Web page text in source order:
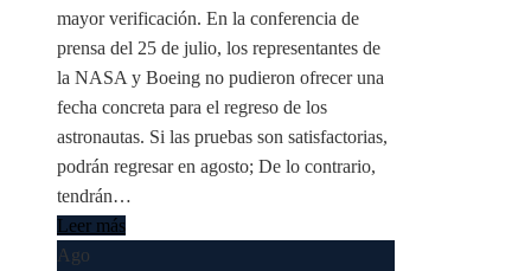
mayor verificación. En la conferencia de
prensa del 25 de julio, los representantes de
la NASA y Boeing no pudieron ofrecer una
fecha concreta para el regreso de los
astronautas. Si las pruebas son satisfactorias,
podrán regresar en agosto; De lo contrario,
tendrán…
Leer más
Ago